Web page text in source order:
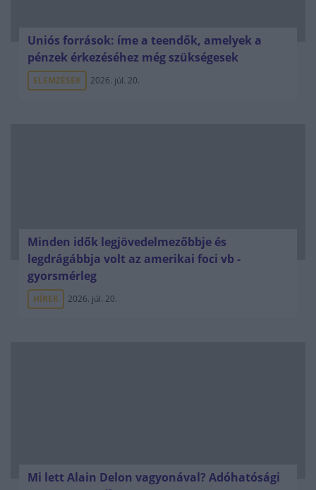
Uniós források: íme a teendők, amelyek a
pénzek érkezéséhez még szükségesek
ELEMZÉSEK 2026. júl. 20.
Minden idők legjövedelmezőbbje és
legdrágábbja volt az amerikai foci vb -
gyorsmérleg
HÍREK 2026. júl. 20.
Mi lett Alain Delon vagyonával? Adóhatósági